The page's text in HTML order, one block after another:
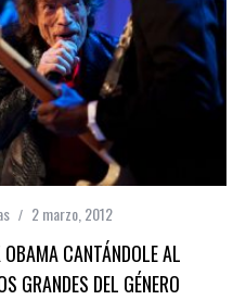
2 marzo, 2012
CANTÁNDOLE AL
GRANDES DEL GÉNERO